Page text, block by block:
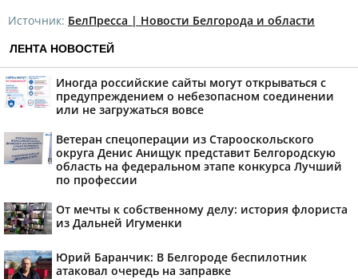
Источник: БелПресса | Новости Белгорода и области
ЛЕНТА НОВОСТЕЙ
Иногда российские сайты могут открываться с
предупреждением о небезопасном соединении
или не загружаться вовсе
Ветеран спецоперации из Старооскольского
округа Денис Анищук представит Белгородскую
область на федеральном этапе конкурса Лучший
по профессии
От мечты к собственному делу: история флориста
из Дальней Игуменки
Юрий Баранчик: В Белгороде беспилотник
атаковал очередь на заправке